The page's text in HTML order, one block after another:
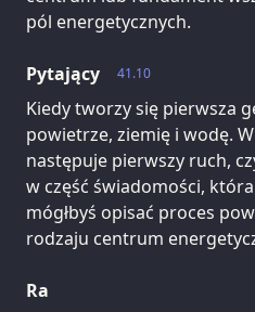
pól energetycznych.
41.10
Pytający
Kiedy tworzy się pierwsza
powietrze, ziemię i wodę.
następuje pierwszy ruch,
w część świadomości,
mógłbyś opisać proces
rodzaju centrum
Ra